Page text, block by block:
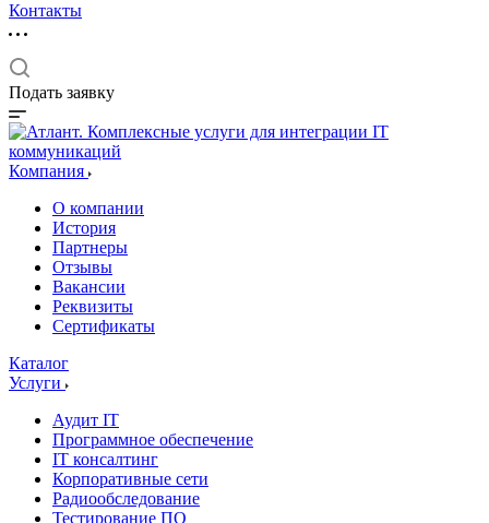
Контакты
Подать заявку
Компания
О компании
История
Партнеры
Отзывы
Вакансии
Реквизиты
Сертификаты
Каталог
Услуги
Аудит IT
Программное обеспечение
IT консалтинг
Корпоративные сети
Радиообследование
Тестирование ПО